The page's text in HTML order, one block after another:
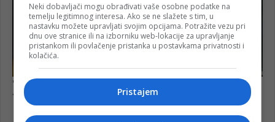
Neki dobavljači mogu obrađivati vaše osobne podatke na
temelju legitimnog interesa. Ako se ne slažete s tim, u
nastavku možete upravljati svojim opcijama. Potražite vezu pri
dnu ove stranice ili na izborniku web-lokacije za upravljanje
pristankom ili povlačenje pristanka u postavkama privatnosti i
kolačića.
Pristajem